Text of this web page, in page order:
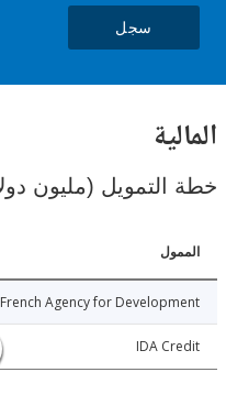
(مليون دولار)
FRANCE: French Agency for
IDA